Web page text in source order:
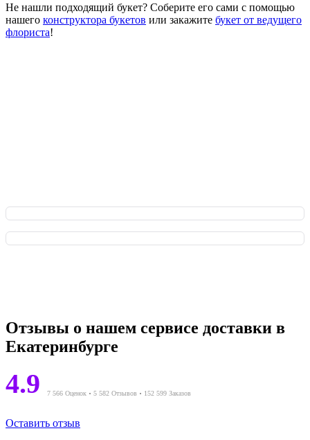
Не нашли подходящий букет? Соберите его сами с помощью
нашего конструктора букетов или закажите букет от ведущего
флориста!
Отзывы о нашем сервисе доставки в
Екатеринбурге
4.9 7 566 Оценок 5 582 Отзывов 152 599 Заказов
Оставить отзыв